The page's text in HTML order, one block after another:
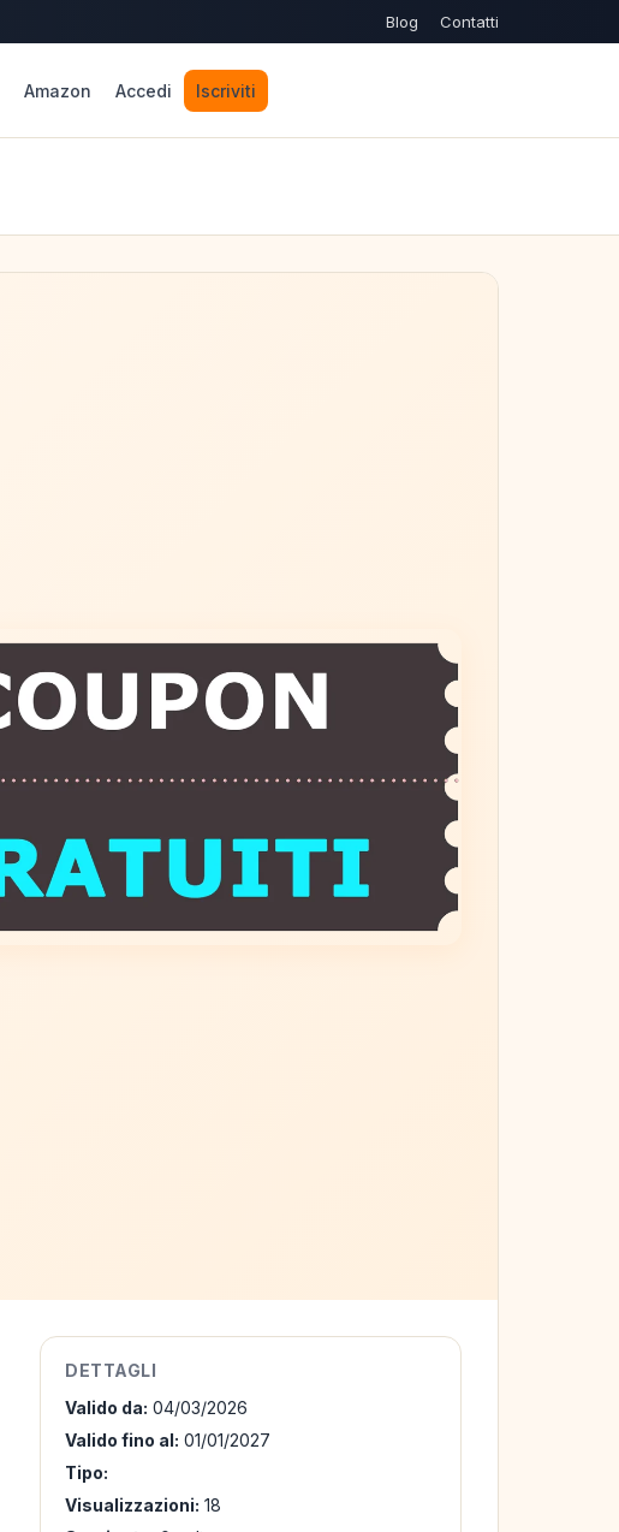
Blog Contatti
Amazon Accedi Iscriviti
DETTAGLI
Valido da: 04/03/2026
Valido fino al: 01/01/2027
Tipo:
Visualizzazioni: 18